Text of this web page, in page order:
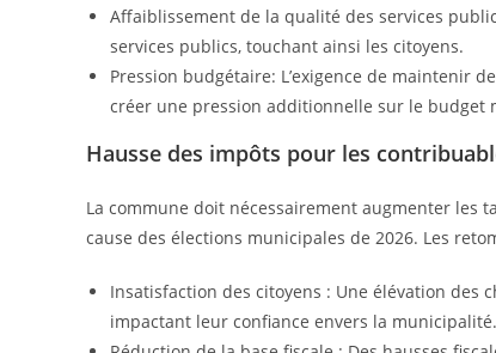
Affaiblissement de la qualité des services
services publics, touchant ainsi les citoyens.
Pression budgétaire: L’exigence de maintenir
créer une pression additionnelle sur le budget
Hausse des impôts pour les
La commune doit nécessairement augmenter les
cause des élections municipales de 2026. Les
Insatisfaction des citoyens : Une élévation des
impactant leur confiance envers la municipalité.